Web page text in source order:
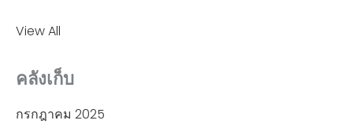
View All
คลังเก็บ
กรกฎาคม 2025